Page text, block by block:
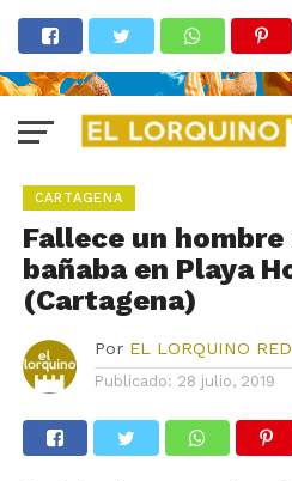
CARTAGENA
Fallece un
bañaba en Playa
(Cartagena)
Por EL LORQUINO
Publicado: 28 julio, 2019